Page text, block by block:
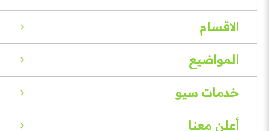
الاقسام
المواضيع
خدمات سيو
أعلن معنا